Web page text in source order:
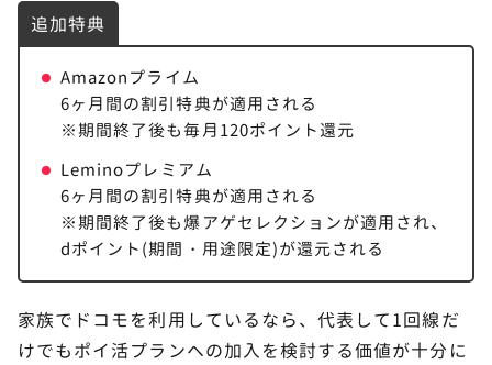
追加特典
Amazonプライム
6ヶ月間の割引特典が適用される
※期間終了後も毎月120ポイント還元
Leminoプレミアム
6ヶ月間の割引特典が適用される
※期間終了後も爆アゲセレクションが適用され、
dポイント(期間・用途限定)が還元される
家族でドコモを利用しているなら、代表して1回線だ
けでもポイ活プランへの加入を検討する価値が十分に